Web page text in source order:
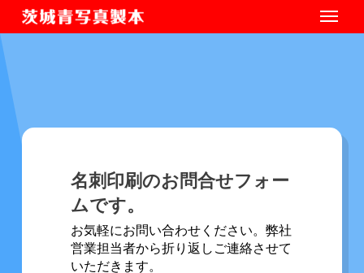
名刺印刷のお問合せフォー
ムです。
お気軽にお問い合わせください。弊社
営業担当者から折り返しご連絡させて
いただきます。